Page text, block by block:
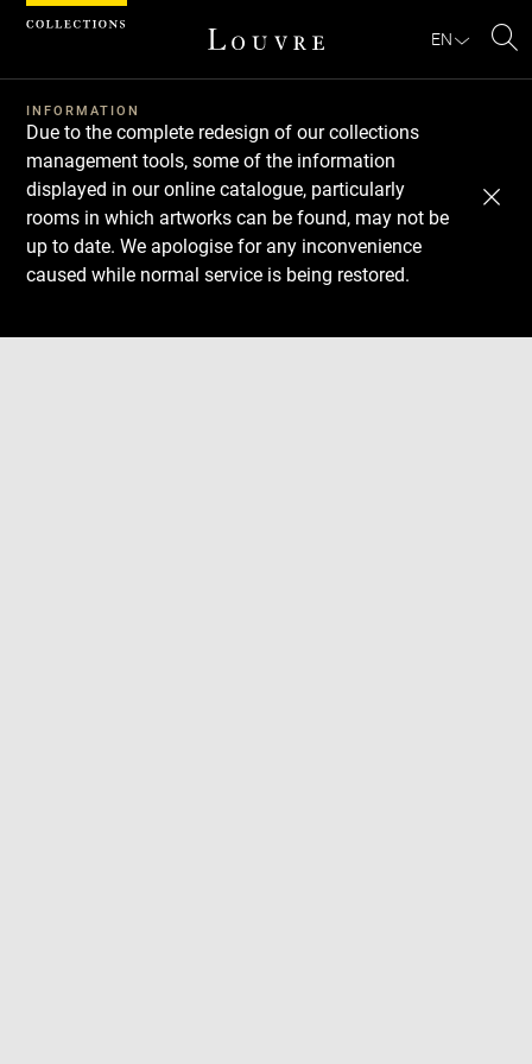
EN
INFORMATION
Due to the complete redesign of our collections
management tools, some of the information
displayed in our online catalogue, particularly
rooms in which artworks can be found, may not be
up to date. We apologise for any inconvenience
caused while normal service is being restored.
Download
Next
Previous
Cookies management panel